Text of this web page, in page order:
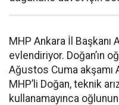
MHP Ankara İl Başkanı
evlendiriyor. Doğan’ın
Ağustos Cuma akşamı
MHP’li Doğan, teknik
kullanamayınca